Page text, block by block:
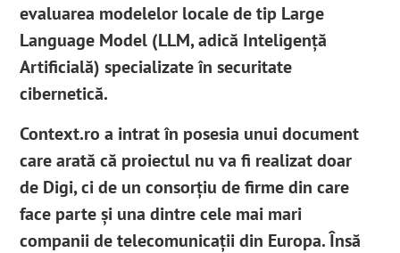
evaluarea modelelor locale de tip Large
Language Model (LLM, adică Inteligență
Artificială) specializate în securitate
cibernetică.
Context.ro a intrat în posesia unui document
care arată că proiectul nu va fi realizat doar
de Digi, ci de un consorțiu de firme din care
face parte și una dintre cele mai mari
companii de telecomunicații din Europa. Însă